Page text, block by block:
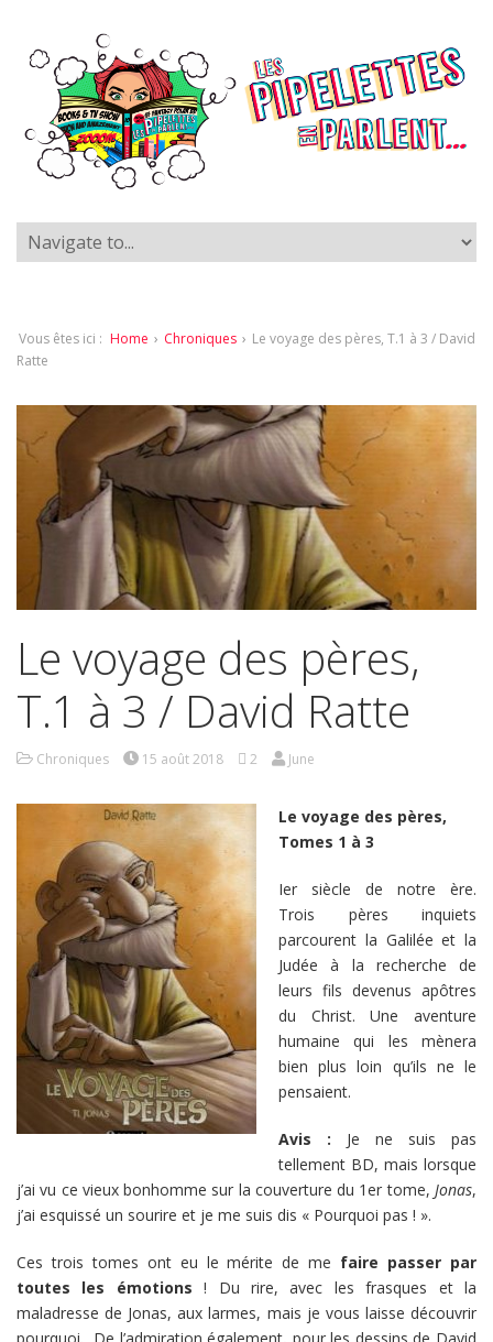
Vous êtes ici : Home › Chroniques › Le voyage des pères, T.1 à 3 / David
Ratte
Le voyage des pères,
T.1 à 3 / David Ratte
Chroniques 15 août 2018 2 June
Le voyage des pères,
Tomes 1 à 3
Ier siècle de notre ère.
Trois pères inquiets
parcourent la Galilée et la
Judée à la recherche de
leurs fils devenus apôtres
du Christ. Une aventure
humaine qui les mènera
bien plus loin qu’ils ne le
pensaient.
Avis : Je ne suis pas
tellement BD, mais lorsque
j’ai vu ce vieux bonhomme sur la couverture du 1er tome, Jonas,
j’ai esquissé un sourire et je me suis dis « Pourquoi pas ! ».
Ces trois tomes ont eu le mérite de me faire passer par
toutes les émotions ! Du rire, avec les frasques et la
maladresse de Jonas, aux larmes, mais je vous laisse découvrir